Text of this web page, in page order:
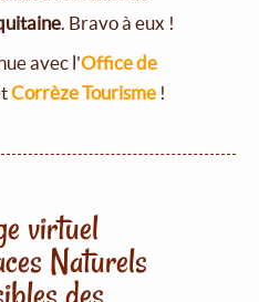
. Bravo à eux !
avec l'Office de
Corrèze Tourisme !
virtuel
Naturels